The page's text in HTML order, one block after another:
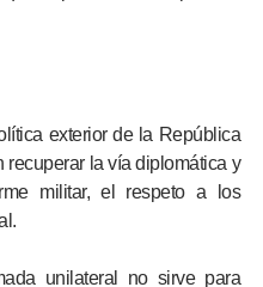
exterior de la República
recuperar la vía diplomática y
militar, el respeto a los
unilateral no sirve para